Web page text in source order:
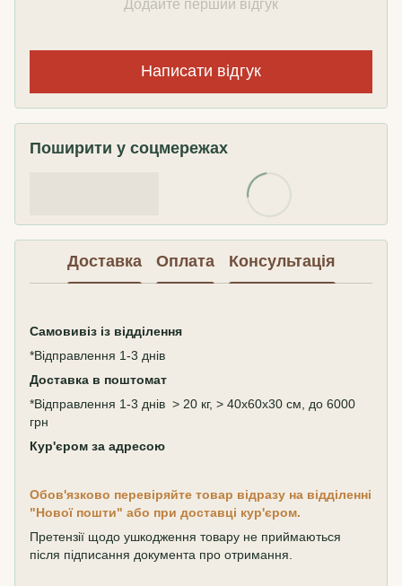
Додайте перший відгук
Написати відгук
Поширити у соцмережах
Доставка Оплата Консультація
Самовивіз із відділення
*Відправлення 1-3 днів
Доставка в поштомат
*Відправлення 1-3 днів > 20 кг, > 40х60х30 см, до 6000
грн
Кур'єром за адресою
Обов'язково перевіряйте товар відразу на відділенні
"Нової пошти" або при доставці кур'єром.
Претензії щодо ушкодження товару не приймаються
після підписання документа про отримання.